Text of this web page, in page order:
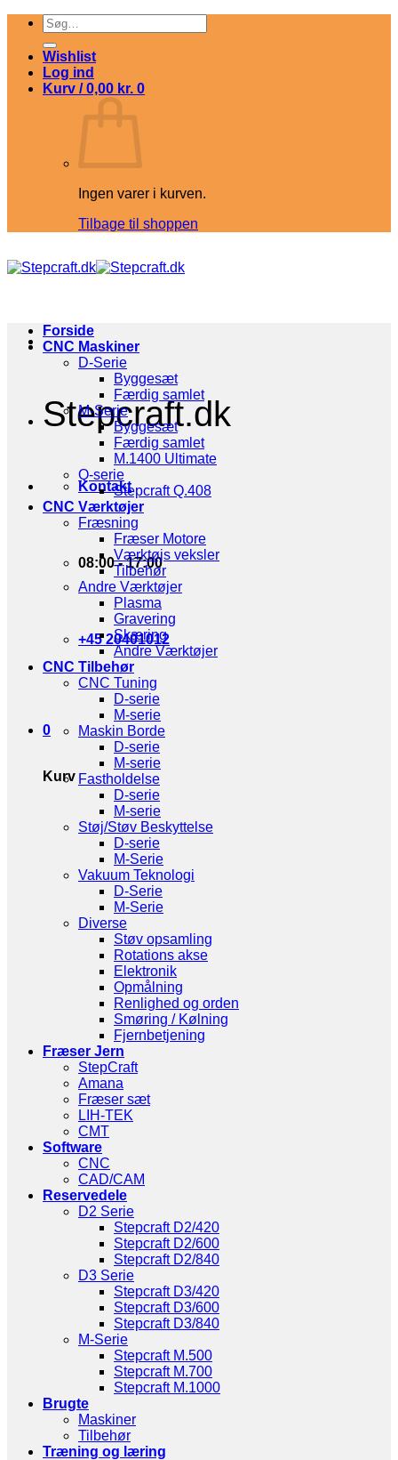
Fortsæt
indhold
Søg
efter:
Wishlist
Log ind
Kurv /0,00 kr. 0
Ingen varer i kurven.
Tilbage til shoppen
Stepcraft.dk
Kontakt
08:00 - 17:00
+45 20401012
0
Kurv
Forside
CNC Maskiner
D-Serie
Byggesæt
Færdig samlet
M-Serie
Byggesæt
Færdig samlet
M.1400 Ultimate
Q-serie
Stepcraft Q.408
CNC Værktøjer
Fræsning
Fræser Motore
Værktøjs veksler
Tilbehør
Andre Værktøjer
Plasma
Gravering
Skæring
Andre Værktøjer
CNC Tilbehør
CNC Tuning
D-serie
M-serie
Maskin Borde
D-serie
M-serie
Fastholdelse
D-serie
M-serie
Støj/Støv Beskyttelse
D-serie
M-Serie
Vakuum Teknologi
D-Serie
M-Serie
Diverse
Støv opsamling
Rotations akse
Elektronik
Opmålning
Renlighed og orden
Smøring / Kølning
Fjernbetjening
Fræser Jern
StepCraft
Amana
Fræser sæt
LIH-TEK
CMT
Software
CNC
CAD/CAM
Reservedele
D2 Serie
Stepcraft D2/420
Stepcraft D2/600
Stepcraft D2/840
D3 Serie
Stepcraft D3/420
Stepcraft D3/600
Stepcraft D3/840
M-Serie
Stepcraft M.500
Stepcraft M.700
Stepcraft M.1000
Brugte
Maskiner
Tilbehør
Træning og læring